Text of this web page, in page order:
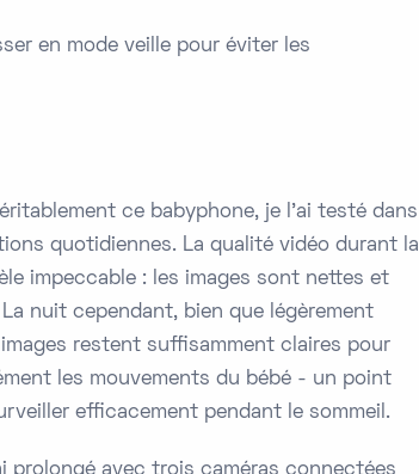
en mode veille pour éviter les
ce babyphone, je l'ai testé dans
quotidiennes. La qualité vidéo durant la
impeccable : les images sont nettes et
nuit cependant, bien que légèrement
restent suffisamment claires pour
les mouvements du bébé - un point
efficacement pendant le sommeil.